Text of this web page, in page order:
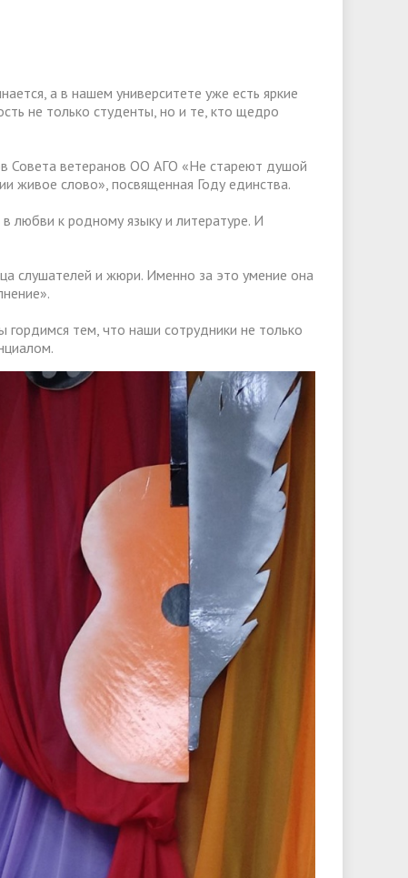
Организация питания в
Международное сотрудничество
сотрудников и обучающихся по
вопросам коронавирусной
Запорожской области и
Херсонской области
Дополнительный прием
а в нашем университете уже есть яркие
не только студенты, но и те, кто щедро
Совета ветеранов ОО АГО «Не стареют душой
живое слово», посвященная Году единства.
любви к родному языку и литературе. И
слушателей и жюри. Именно за это умение она
тем, что наши сотрудники не только